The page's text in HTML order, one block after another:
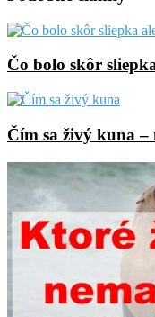
Čo bolo skôr
Čím sa živý kuna –